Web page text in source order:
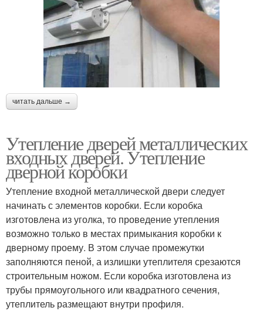
читать дальше →
Утепление дверей металлических
входных дверей. Утепление
дверной коробки
Утепление входной металлической двери следует
начинать с элементов коробки. Если коробка
изготовлена из уголка, то проведение утепления
возможно только в местах примыкания коробки к
дверному проему. В этом случае промежутки
заполняются пеной, а излишки утеплителя срезаются
строительным ножом. Если коробка изготовлена из
трубы прямоугольного или квадратного сечения,
утеплитель размещают внутри профиля.